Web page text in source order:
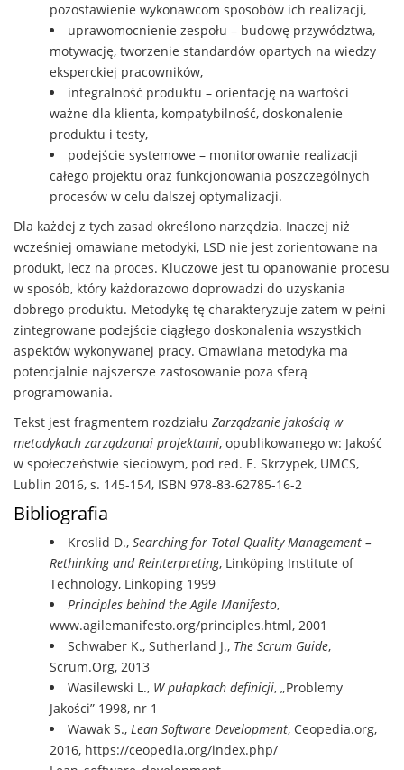
pozostawienie wykonawcom sposobów ich realizacji,
uprawomocnienie zespołu – budowę przywództwa,
motywację, tworzenie standardów opartych na wiedzy
eksperckiej pracowników,
integralność produktu – orientację na wartości
ważne dla klienta, kompatybilność, doskonalenie
produktu i testy,
podejście systemowe – monitorowanie realizacji
całego projektu oraz funkcjonowania poszczególnych
procesów w celu dalszej optymalizacji.
Dla każdej z tych zasad określono narzędzia. Inaczej niż
wcześniej omawiane metodyki, LSD nie jest zorientowane na
produkt, lecz na proces. Kluczowe jest tu opanowanie procesu
w sposób, który każdorazowo doprowadzi do uzyskania
dobrego produktu. Metodykę tę charakteryzuje zatem w pełni
zintegrowane podejście ciągłego doskonalenia wszystkich
aspektów wykonywanej pracy. Omawiana metodyka ma
potencjalnie najszersze zastosowanie poza sferą
programowania.
Tekst jest fragmentem rozdziału Zarządzanie jakością w
metodykach zarządzanai projektami, opublikowanego w: Jakość
w społeczeństwie sieciowym, pod red. E. Skrzypek, UMCS,
Lublin 2016, s. 145-154, ISBN 978-83-62785-16-2
Bibliografia
Kroslid D., Searching for Total Quality Management –
Rethinking and Reinterpreting, Linköping Institute of
Technology, Linköping 1999
Principles behind the Agile Manifesto,
www.agilemanifesto.org/principles.html, 2001
Schwaber K., Sutherland J., The Scrum Guide,
Scrum.Org, 2013
Wasilewski L., W pułapkach definicji, „Problemy
Jakości” 1998, nr 1
Wawak S., Lean Software Development, Ceopedia.org,
2016, https://ceopedia.org/index.php/